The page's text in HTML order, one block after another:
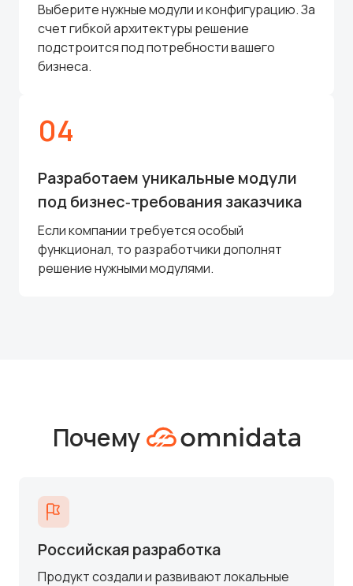
Выберите нужные модули и конфигурацию. За
счет гибкой архитектуры решение
подстроится под потребности вашего
бизнеса.
04
Разработаем уникальные модули
под бизнес‑требования заказчика
Если компании требуется особый
функционал, то разработчики дополнят
решение нужными модулями.
Почему
Российская разработка
Продукт создали и развивают локальные